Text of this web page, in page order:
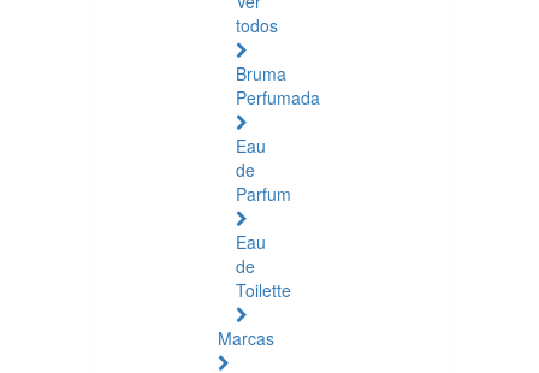
todos
Bruma
Perfumada
Eau
de
Parfum
Eau
de
Toilette
Marcas